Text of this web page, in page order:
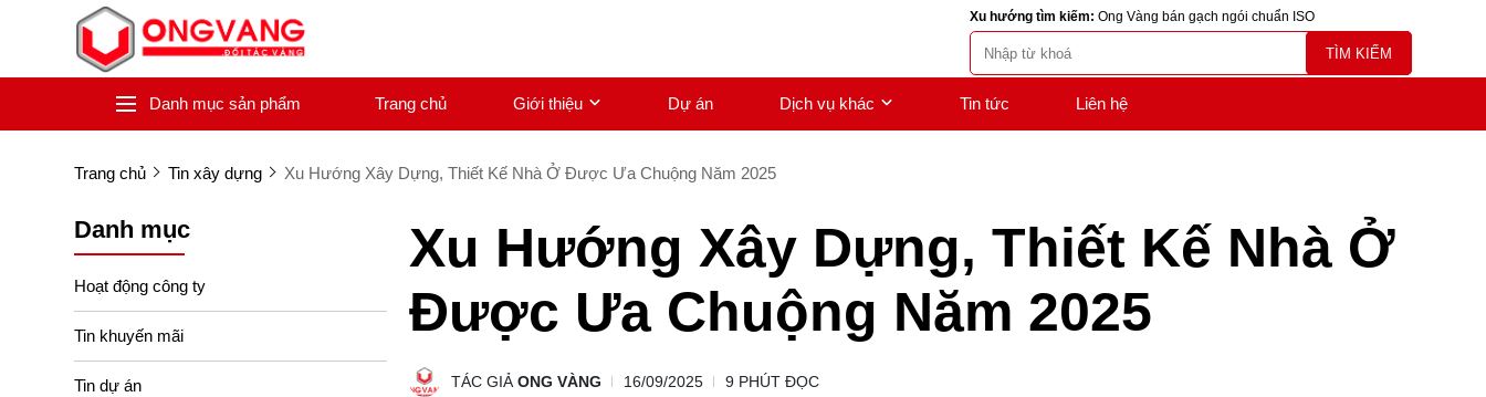
Xu hướng tìm kiếm: Ong Vàng bán gạch ngói chuẩn ISO
TÌM KIẾM
Danh mục sản phẩm Trang chủ Giới thiệu Dự án Dịch vụ khác Tin tức Liên hệ
Trang chủ Tin xây dựng Xu Hướng Xây Dựng, Thiết Kế Nhà Ở Được Ưa Chuộng Năm 2025
Danh mục
Hoạt động công ty
Tin khuyến mãi
Tin dự án
Xu Hướng Xây Dựng, Thiết Kế Nhà Ở
Được Ưa Chuộng Năm 2025
TÁC GIẢ ONG VÀNG 16/09/2025 9 PHÚT ĐỌC